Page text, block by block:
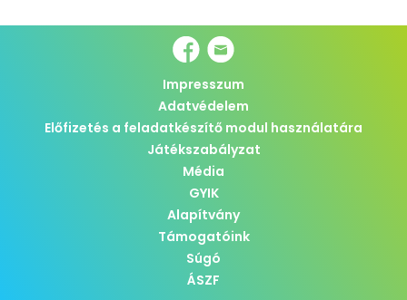
Impresszum
Adatvédelem
Előfizetés a feladatkészítő modul használatára
Játékszabályzat
Média
GYIK
Alapítvány
Támogatóink
Súgó
ÁSZF